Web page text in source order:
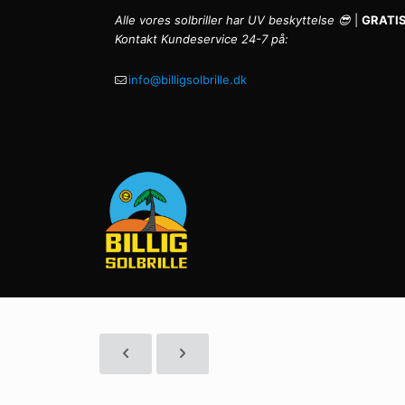
Alle vores solbriller har UV beskyttelse 😎
Kontakt Kundeservice 24-7 på:
info@billigsolbrille.dk